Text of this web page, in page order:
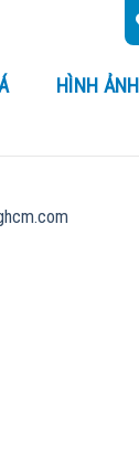
Cứu Hộ 24/24
HÌNH ẢNH